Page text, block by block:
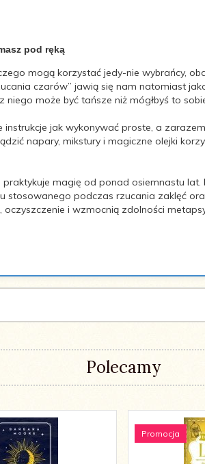
pod ręką
mogą korzystać jedy-nie wybrańcy,
czarów” jawią się nam natomiast
może być tańsze niż mógłbyś to
jak wykonywać proste, a
napary, mikstury i magiczne olejki
magię od ponad osiemnastu
stosowanego podczas rzucania zaklęć
oczyszczenie i wzmocnią zdolności
Potions & Powders from Everyday
Polecamy
Promocja